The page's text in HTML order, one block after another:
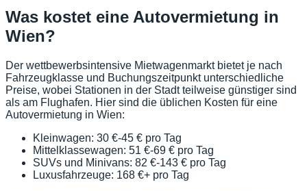
Was kostet eine Autovermietung in
Wien?
Der wettbewerbsintensive Mietwagenmarkt bietet je nach
Fahrzeugklasse und Buchungszeitpunkt unterschiedliche
Preise, wobei Stationen in der Stadt teilweise günstiger sind
als am Flughafen. Hier sind die üblichen Kosten für eine
Autovermietung in Wien:
Kleinwagen: 30 €-45 € pro Tag
Mittelklassewagen: 51 €-69 € pro Tag
SUVs und Minivans: 82 €-143 € pro Tag
Luxusfahrzeuge: 168 €+ pro Tag